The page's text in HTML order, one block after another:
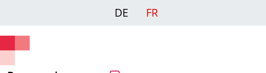
DE FR